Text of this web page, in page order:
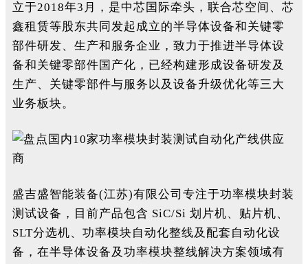
立于2018年3月， 是中芯国际牵头，联合芯空间、芯
鑫租赁等股东共同发起成立的半导体设备和关键零
部件研发、生产和服务企业 ，致力于推进半导体设
备和关键零部件国产化，已经构建形成设备研发及
生产、关键零部件与服务以及设备升级优化等三大
业务板块。
盛吉盛智能装备(江苏)有限公司专注于功率模块封装
测试设备，目前产品包含 SiC/Si 划片机、贴片机、
SLT分选机、功率模块自动化整线及配套自动化设
备，在半导体设备及功率模块整线解决方案领域有